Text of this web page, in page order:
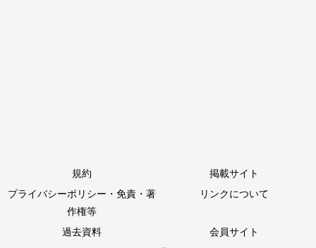
規約
掲載サイト
プライバシーポリシー・免責・著
作権等
リンクについて
過去資料
会員サイト